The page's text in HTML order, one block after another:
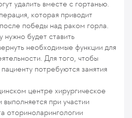
удалить вместе с гортанью.
которая приводит
победы над раком горла.
нужно будет ставить
необходимые функции для
Для того, чтобы
потребуются занятия
центре хирургическое
при участии
оториноларингологии